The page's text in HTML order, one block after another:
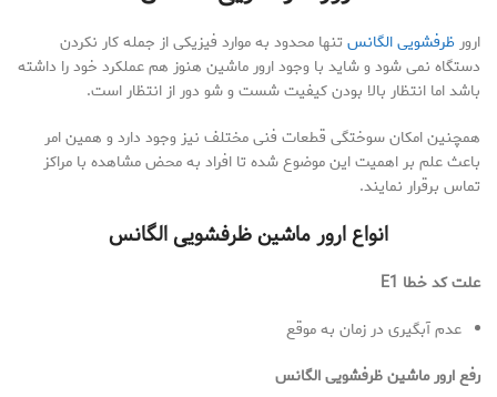
ارورظرفشویی الگانس تنها محدود به موارد فیزیکی از جمله کار نکردن
دستگاه نمی شود و شاید با وجود ارور ماشین هنوز هم عملکرد خود را داشته
باشد اما انتظار بالا بودن کیفیت شست و شو دور از انتظار است.
همچنین امکان سوختگی قطعات فنی مختلف نیز وجود دارد و همین امر
باعث علم بر اهمیت این موضوع شده تا افراد به محض مشاهده با مراکز
تماس برقرار نمایند.
انواع ارور ماشین ظرفشویی الگانس
علت کد خطا E1
عدم آبگیری در زمان به موقع
رفع ارور ماشین ظرفشویی الگانس